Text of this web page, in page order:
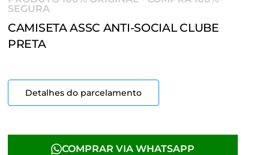
SEGURA
CAMISETA ASSC ANTI-SOCIAL CLUBE
PRETA
Detalhes do parcelamento
COMPRAR VIA WHATSAPP